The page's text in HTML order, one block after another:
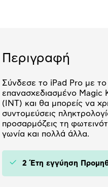
Περιγραφή
Σύνδεσε το iPad Pro με το
επανασχεδιασμένο Magic
(INT) και θα μπορείς να
συντομεύσεις
προσαρμόζεις τη
γωνία και πολλά άλλα.
2 Έτη εγγύηση